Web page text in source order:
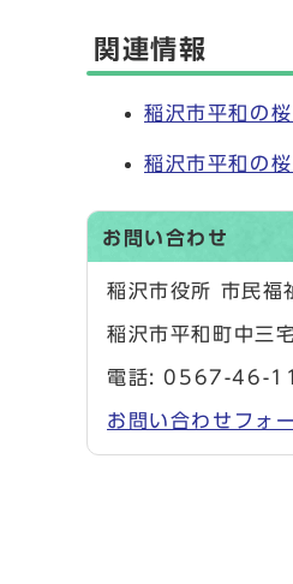
関連情報
稲沢市平和
稲沢市平和
お問い合わせ
稲沢市役所 市民福
稲沢市平和町中三
電話: 0567-46-
お問い合わせフォ